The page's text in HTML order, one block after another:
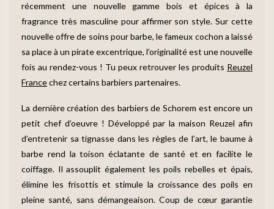
récemment une nouvelle gamme bois et épices à la
fragrance très masculine pour affirmer son style. Sur cette
nouvelle offre de soins pour barbe, le fameux cochon a laissé
sa place à un pirate excentrique, l’originalité est une nouvelle
fois au rendez-vous ! Tu peux retrouver les produits Reuzel
Francechez certains barbiers partenaires.
La dernière création des barbiers de Schorem est encore un
petit chef d’oeuvre ! Développé par la maison Reuzel afin
d’entretenir sa tignasse dans les règles de l’art, le baume à
barbe rend la toison éclatante de santé et en facilite le
coiffage. Il assouplit également les poils rebelles et épais,
élimine les frisottis et stimule la croissance des poils en
pleine santé, sans démangeaison. Coup de cœur garantie